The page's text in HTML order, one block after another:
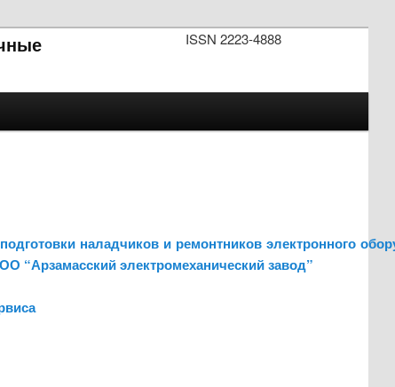
ISSN 2223-4888
наладчиков и ремонтников электронного
“Арзамасский электромеханический завод”